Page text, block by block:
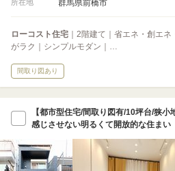
所在地 群馬県前橋市
ローコスト住宅 ｜2階建て｜省エネ・創エ
がラク｜シンプルモダン｜…
間取り図あり
【都市型住宅/間取り図有/10坪台/狭
感じさせない明るくて開放的な住まい